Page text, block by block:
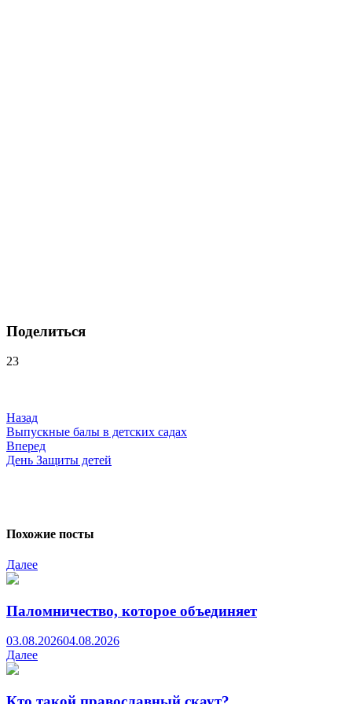
Поделиться
23
записям
Назад
Выпускные балы в детских садах
Вперед
День Защиты детей
Похожие посты
Далее
Паломничество, которое объединяет
03.08.202604.08.2026
Далее